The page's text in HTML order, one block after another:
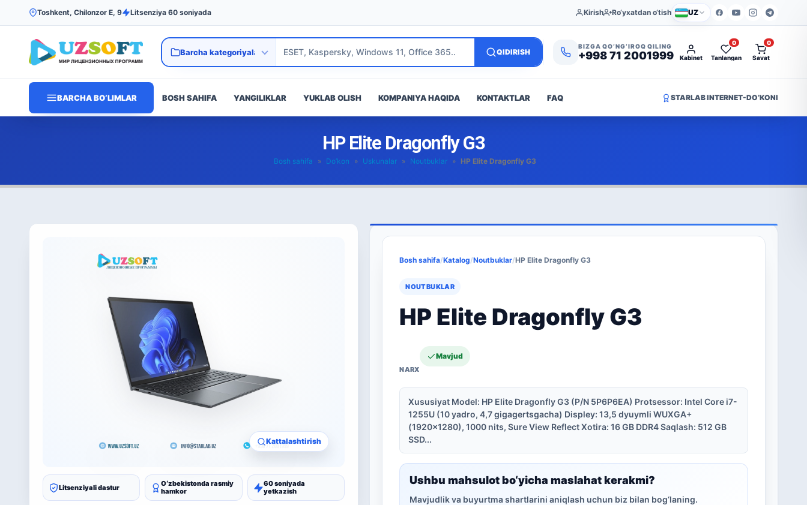
Toshkent, Chilonzor E, 9 Litsenziya 60 soniyada Kirish Ro‘yxatdan o‘tish UZ
QIDIRISH
BIZGA QO‘NG‘IROQ QILING
+998 71 2001999 Kabinet Tanlangan
0
Savat
0
BARCHA BO‘LIMLAR BOSH SAHIFA YANGILIKLAR YUKLAB OLISH KOMPANIYA HAQIDA KONTAKTLAR FAQ STARLAB INTERNET-DO‘KONI
HP Elite Dragonfly G3
Bosh sahifa » Do’kon » Uskunalar » Noutbuklar » HP Elite Dragonfly G3
Kattalashtirish
Litsenziyali dastur
Oʻzbekistonda rasmiy
hamkor
60 soniyada
yetkazish
Bosh sahifa/Katalog/Noutbuklar/HP Elite Dragonfly G3
NOUTBUKLAR
HP Elite Dragonfly G3
Mavjud
Xususiyat Model: HP Elite Dragonfly G3 (P/N 5P6P6EA) Protsessor: Intel Core i7-
1255U (10 yadro, 4,7 gigagertsgacha) Displey: 13,5 dyuymli WUXGA+
(1920×1280), 1000 nits, Sure View Reflect Xotira: 16 GB DDR4 Saqlash: 512 GB
SSD...
Ushbu mahsulot bo‘yicha maslahat kerakmi?
Mavjudlik va buyurtma shartlarini aniqlash uchun biz bilan bog‘laning.